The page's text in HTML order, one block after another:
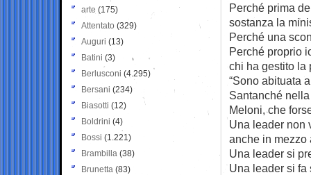
Perché prima
sostanza la
Perché una
Perché proprio
chi ha gestito la
“Sono abituata
Santanché
Meloni, che
Una leader non
anche in mezzo
Una leader si
Una leader si fa
arte (175)
Attentato (329)
Auguri (13)
Batini (3)
Berlusconi (4.295)
Bersani (234)
Biasotti (12)
Boldrini (4)
Bossi (1.221)
Brambilla (38)
Brunetta (83)